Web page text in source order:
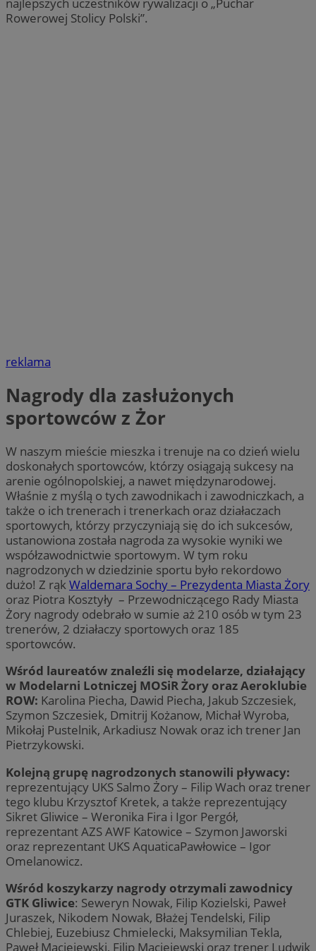
najlepszych uczestników rywalizacji o „Puchar
Rowerowej Stolicy Polski”.
reklama
Nagrody dla zasłużonych
sportowców z Żor
W naszym mieście mieszka i trenuje na co dzień wielu
doskonałych sportowców, którzy osiągają sukcesy na
arenie ogólnopolskiej, a nawet międzynarodowej.
Właśnie z myślą o tych zawodnikach i zawodniczkach, a
także o ich trenerach i trenerkach oraz działaczach
sportowych, którzy przyczyniają się do ich sukcesów,
ustanowiona została nagroda za wysokie wyniki we
współzawodnictwie sportowym. W tym roku
nagrodzonych w dziedzinie sportu było rekordowo
dużo! Z rąkWaldemara Sochy – Prezydenta Miasta Żory
oraz Piotra Kosztyły – Przewodniczącego Rady Miasta
Żory nagrody odebrało w sumie aż 210 osób w tym 23
trenerów, 2 działaczy sportowych oraz 185
sportowców.
Wśród laureatów znaleźli się modelarze, działający
w Modelarni Lotniczej MOSiR Żory oraz Aeroklubie
ROW: Karolina Piecha, Dawid Piecha, Jakub Szczesiek,
Szymon Szczesiek, Dmitrij Kożanow, Michał Wyroba,
Mikołaj Pustelnik, Arkadiusz Nowak oraz ich trener Jan
Pietrzykowski.
Kolejną grupę nagrodzonych stanowili pływacy:
reprezentujący UKS Salmo Żory – Filip Wach oraz trener
tego klubu Krzysztof Kretek, a także reprezentujący
Sikret Gliwice – Weronika Fira i Igor Pergół,
reprezentant AZS AWF Katowice – Szymon Jaworski
oraz reprezentant UKS AquaticaPawłowice – Igor
Omelanowicz.
Wśród koszykarzy nagrody otrzymali zawodnicy
GTK Gliwice: Seweryn Nowak, Filip Kozielski, Paweł
Juraszek, Nikodem Nowak, Błażej Tendelski, Filip
Chlebiej, Euzebiusz Chmielecki, Maksymilian Tekla,
Paweł Maciejewski, Filip Maciejewski oraz trener Ludwik